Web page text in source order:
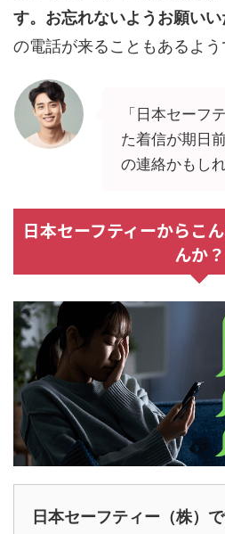
す。お忘れないようお願い
の電話が来ることもあるよう
「日本セーフ
た着信が期日
の連絡かもし
日本セーフティーからこ
んか？
日本セーフティー（株）で